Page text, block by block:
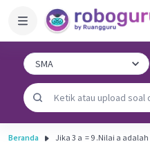
Beranda Jika 3 a ​ = 9 .Nilai a adalah